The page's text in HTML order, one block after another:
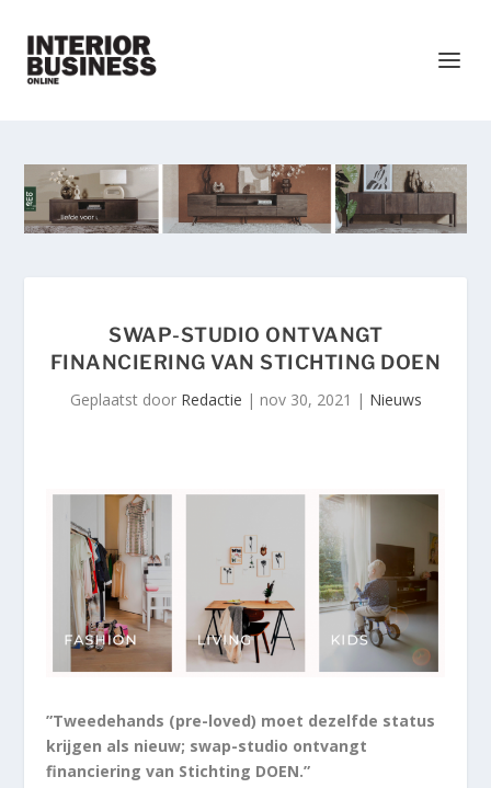
SWAP-STUDIO ONTVANGT
FINANCIERING VAN STICHTING DOEN
Geplaatst door Redactie | nov 30, 2021 | Nieuws
”Tweedehands (pre-loved) moet dezelfde status
krijgen als nieuw; swap-studio ontvangt
financiering van Stichting DOEN.”